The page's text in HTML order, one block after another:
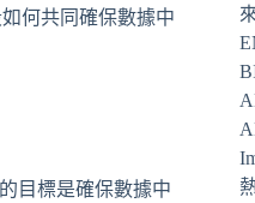
何共同確保數據中
目標是確保數據中